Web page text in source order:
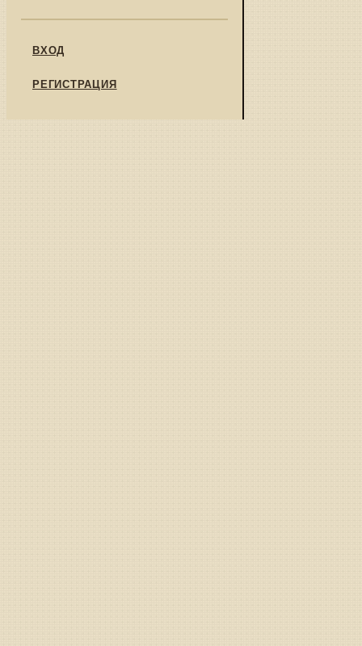
ВХОД
РЕГИСТРАЦИЯ